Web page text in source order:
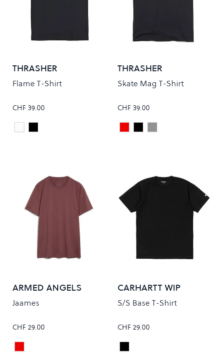
THRASHER
Flame T-Shirt
CHF 39.00
Colour
WhiteBlack
THRASHER
Skate Mag T-Shirt
CHF 39.00
Colour
Maroon
BlackGrey
ARMED ANGELS
Jaames
CHF 29.00
Colour
Sable Red
CARHARTT WIP
S/S Base T-Shirt
CHF 29.00
Colour
Black/White